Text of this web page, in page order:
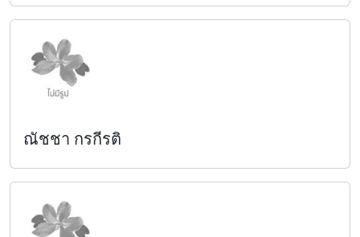
ณัชชา กรกีรติ